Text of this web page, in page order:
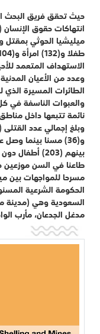
حيث تحقق فريق البحث
انتهاكات حقوق
الاستهداف المتعمد
وعدد من الأعيان
الطائرات المسيرة
والعبوات الناسفة في
نائمة تتبعها داخل
مسرحا للمواجهات بين
الحكومة الشرعية
السعودية وهي (مدينة
مدغل الجدعان، مأرب